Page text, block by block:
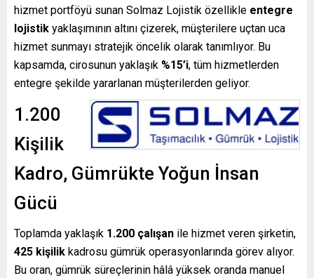
hizmet portföyü sunan Solmaz Lojistik özellikle entegre
lojistik yaklaşımının altını çizerek, müşterilere uçtan uca
hizmet sunmayı stratejik öncelik olarak tanımlıyor. Bu
kapsamda, cirosunun yaklaşık %15’i, tüm hizmetlerden
entegre şekilde yararlanan müşterilerden geliyor.
1.200
Kişilik
Kadro, Gümrükte Yoğun İnsan
Gücü
Toplamda yaklaşık 1.200 çalışan ile hizmet veren şirketin,
425 kişilik kadrosu gümrük operasyonlarında görev alıyor.
Bu oran, gümrük süreçlerinin hâlâ yüksek oranda manuel